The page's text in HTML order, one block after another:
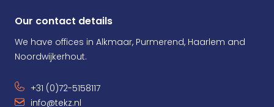
Our contact details
We have offices in Alkmaar, Purmerend, Haarlem and
Noordwijkerhout.
+31 (0)72-5158117
info@tekz.nl